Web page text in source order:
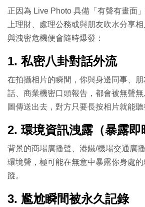
正因為 Live Photo 具備「有聲有畫面
上理財、處理公務或與朋友吹水分享
與洩密危機便會隨時爆發：
1. 私密八卦對話外流
在拍攝相片的瞬間，你與身邊同事、
話、商業機密口頭報告，都會被無聲
圖傳送出去，對方只要長按相片就能聽
2. 環境資訊洩露（暴露即
背景的商場廣播聲、港鐵/機場交通廣
環境聲，極可能在無意中暴露你身處
蹤。
3. 尷尬瞬間被永久記錄